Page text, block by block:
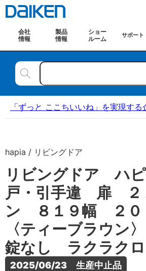
会社
情報
製品
情報
ショー
ルーム
サポート
「ずっと ここちいいね」を実現す
hapia / リビングドア
リビングドア ハ
戸・引手違 扉 ２
ン ８１９幅 ２０
〈ティーブラウ
錠なし ラクラク
2025/06/23　生産中止品